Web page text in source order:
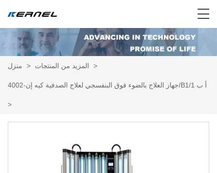
منزل > المزيد من المنتجات >
جهاز العلاج بالضوء فوق البنفسجي لعلاج الصدفية كيه إن-4002/B1/أ ب 1
>